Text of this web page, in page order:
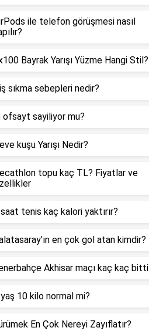
ile telefon görüşmesi nasıl
Bayrak Yarışı Yüzme Hangi Stil?
sıkma sebepleri nedir?
ofsayt sayiliyor mu?
kuşu Yarışı Nedir?
topu kaç TL? Fiyatlar ve
tenis kaç kalori yaktırır?
en çok gol atan kimdir?
Akhisar maçı kaç kaç bitti
10 kilo normal mi?
En Çok Nereyi Zayıflatır?